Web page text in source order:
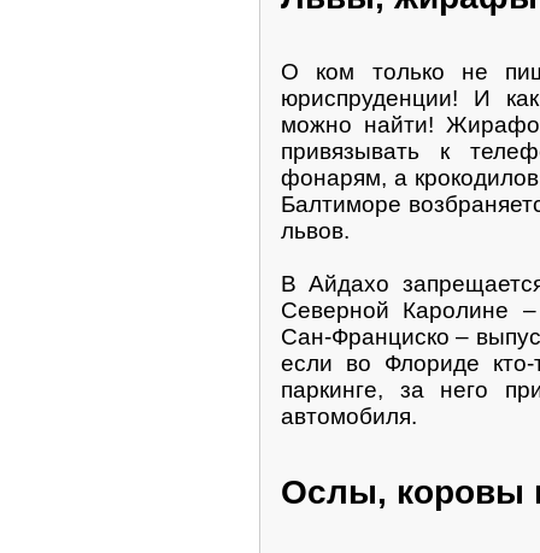
О ком только не
юриспруденции! И
можно найти!
привязывать к
фонарям, а
Балтиморе
львов.
В Айдахо
Северной Каролине
Сан-Франциско –
если во Флориде кто-
паркинге, за него
автомобиля.
Ослы, коровы